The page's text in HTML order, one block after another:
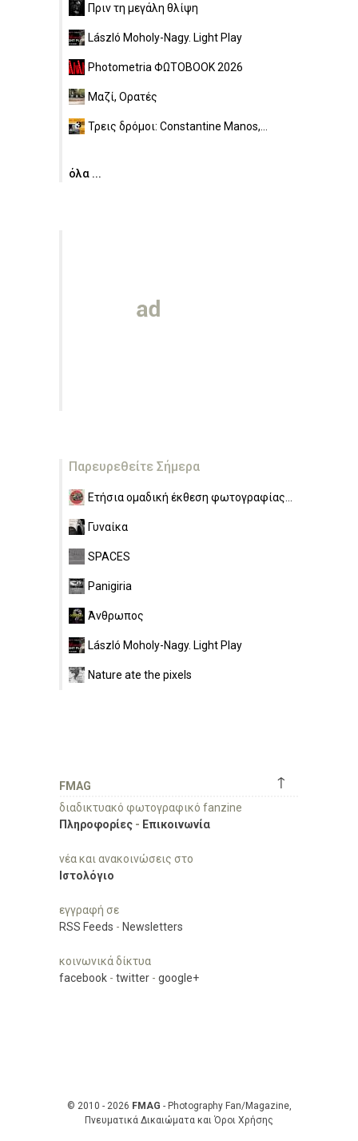
Πριν τη μεγάλη θλίψη
László Moholy-Nagy. Light Play
Photometria ΦΩΤΟBOOK 2026
Μαζί, Ορατές
Τρεις δρόμοι: Constantine Manos,...
όλα ...
Παρευρεθείτε Σήμερα
Ετήσια ομαδική έκθεση φωτογραφίας...
Γυναίκα
SPACES
Panigiria
Άνθρωπος
László Moholy-Nagy. Light Play
Nature ate the pixels
↑
FMAG
διαδικτυακό φωτογραφικό fanzine
Πληροφορίες - Επικοινωνία
νέα και ανακοινώσεις στο
Ιστολόγιο
εγγραφή σε
RSS Feeds - Newsletters
κοινωνικά δίκτυα
facebook - twitter - google+
© 2010 - 2026 FMAG - Photography Fan/Magazine,
Πνευματικά Δικαιώματα και Όροι Χρήσης